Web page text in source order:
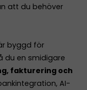
att du behöver
byggd för
du en smidigare
fakturering och
AI-